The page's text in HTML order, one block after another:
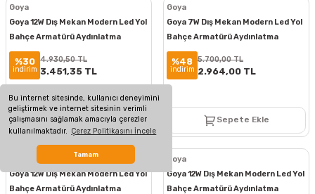
Bu internet sitesinde, kullanıcı deneyimini
geliştirmek ve internet sitesinin verimli
çalışmasını sağlamak amacıyla çerezler
kullanılmaktadır. Çerez Politikasını İncele
Tamam
Goya
Goya 12W Dış Mekan Modern Led Yol
Bahçe Armatürü Aydınlatma
Bollard Aydınlatma GY 6260
%30
indirim
4.930,50 TL
3.451,35 TL
Sepete Ekle
Goya
Goya 7W Dış Mekan Modern Led Yol
Bahçe Armatürü Aydınlatma
Bollard Aydınlatma GY 6259
%48
indirim
5.700,00 TL
2.964,00 TL
Sepete Ekle
Goya 12W Dış Mekan Modern Led Yol
Bahçe Armatürü Aydınlatma
Goya
Goya 12W Dış Mekan Modern Led Yol
Bahçe Armatürü Aydınlatma